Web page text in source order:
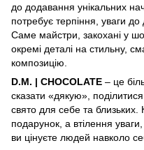
до додавання унікальних
потребує терпіння, уваги до
Саме майстри, закохані у
окремі деталі на стильну,
композицію.
D.M. | CHOCOLATE – це
сказати «дякую»,
свято для себе та
подарунок, а втілення
ви цінуєте людей навколо